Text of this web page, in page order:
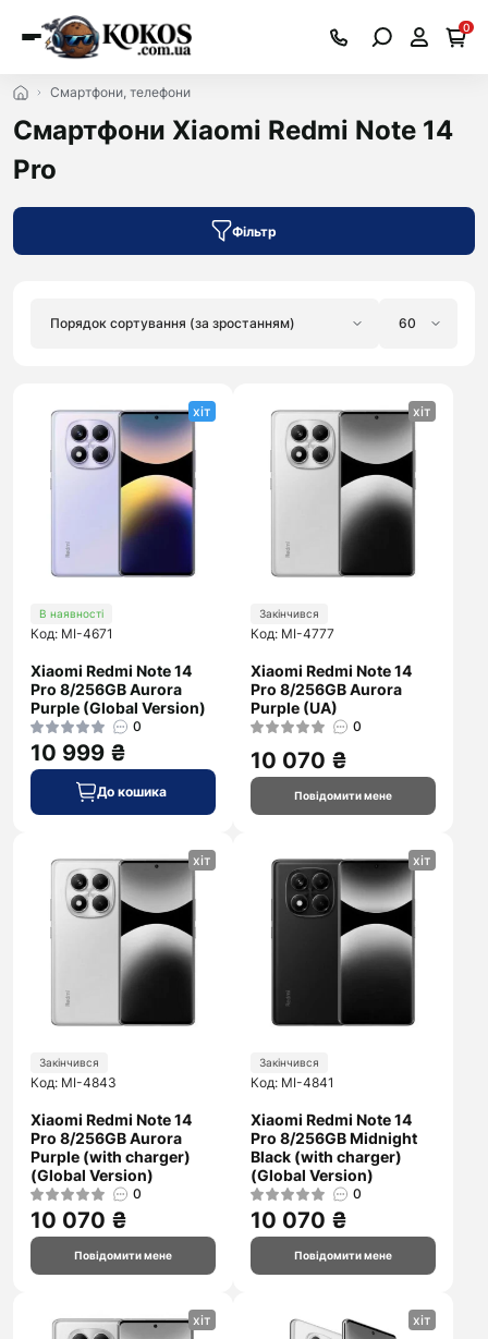
0
Смартфони, телефони
Смартфони Xiaomi Redmi Note 14
Pro
Фільтр
хіт
В наявності
Код: MI-4671
Xiaomi Redmi Note 14
Pro 8/256GB Aurora
Purple (Global Version)
0
10 999 ₴
До кошика
хіт
Закінчився
Код: MI-4777
Xiaomi Redmi Note 14
Pro 8/256GB Aurora
Purple (UA)
0
10 070 ₴
Повідомити мене
хіт
Закінчився
Код: MI-4843
Xiaomi Redmi Note 14
Pro 8/256GB Aurora
Purple (with charger)
(Global Version)
0
10 070 ₴
Повідомити мене
хіт
Закінчився
Код: MI-4841
Xiaomi Redmi Note 14
Pro 8/256GB Midnight
Black (with charger)
(Global Version)
0
10 070 ₴
Повідомити мене
хіт хіт